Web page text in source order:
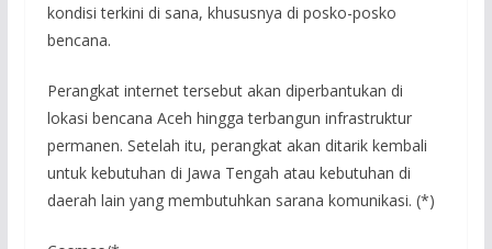
kondisi terkini di sana, khususnya di posko-posko
bencana.
Perangkat internet tersebut akan diperbantukan di
lokasi bencana Aceh hingga terbangun infrastruktur
permanen. Setelah itu, perangkat akan ditarik kembali
untuk kebutuhan di Jawa Tengah atau kebutuhan di
daerah lain yang membutuhkan sarana komunikasi. (*)